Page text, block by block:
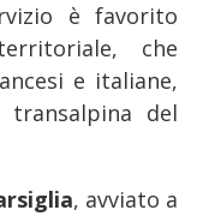
è favorito
che
e italiane,
transalpina del
, avviato a